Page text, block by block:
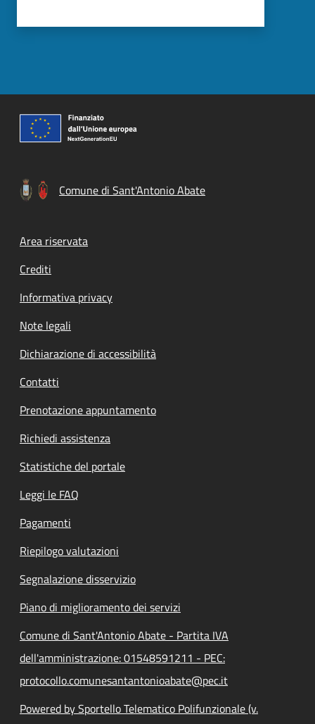
Comune di Sant'Antonio Abate
Footer menu
Area riservata
Crediti
Informativa privacy
Note legali
Dichiarazione di accessibilità
Contatti
Prenotazione appuntamento
Richiedi assistenza
Statistiche del portale
Leggi le FAQ
Pagamenti
Riepilogo valutazioni
Segnalazione disservizio
Piano di miglioramento dei servizi
Comune di Sant'Antonio Abate - Partita IVA
dell'amministrazione: 01548591211 - PEC:
protocollo.comunesantantonioabate@pec.it
Powered by Sportello Telematico Polifunzionale (v.